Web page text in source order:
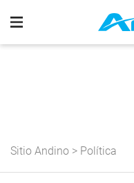
Sitio Andino > Política